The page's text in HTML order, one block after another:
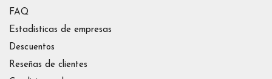
FAQ
Estadísticas de empresas
Descuentos
Reseñas de clientes